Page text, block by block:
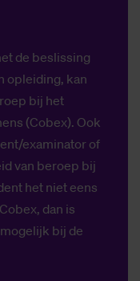
de beslissing
opleiding, kan
bij het
(Cobex). Ook
examinator of
van beroep bij
het niet eens
dan is
bij de